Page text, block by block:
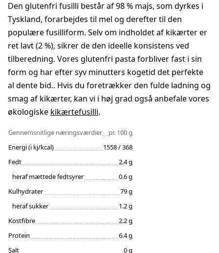
Den glutenfri fusilli består af 98 % majs, som dyrkes i
Tyskland, forarbejdes til mel og derefter til den
populære fusilliform. Selv om indholdet af kikærter er
ret lavt (2 %), sikrer de den ideelle konsistens ved
tilberedning. Vores glutenfri pasta forbliver fast i sin
form og har efter syv minutters kogetid det perfekte
al dente bid.. Hvis du foretrækker den fulde ladning og
smag af kikærter, kan vi i høj grad også anbefale vores
økologiske kikærtefusilli.
Gennemsnitlige næringsværdier
pr. 100 g
Energi (i kj/kcal)
1558 / 368
Fedt
2.4 g
heraf mættede fedtsyrer
0.6 g
Kulhydrater
79 g
heraf sukker
1.2 g
Kostfibre
2.2 g
Protein
6.4 g
Salt
0 g